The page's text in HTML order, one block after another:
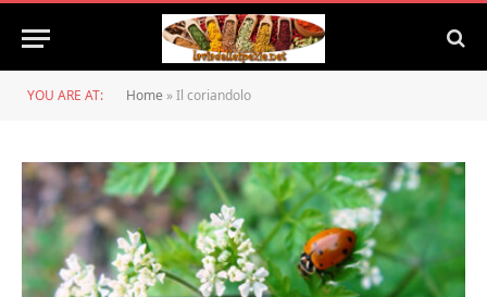
YOU ARE AT: Home »Il coriandolo